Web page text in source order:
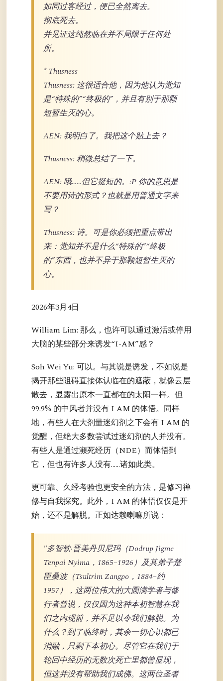
如同过客经过，便已全然离去。
彻底死去。
并见证这纯然临在并不局限于任何处
所。
* Thusness
Thusness: 这很适合他，因为他认为觉知
是“特殊的”“终极的”，并且有别于那颗
短暂生灭的心。
AEN: 我明白了。我把这个贴上去？
Thusness: 稍微总结了一下。
AEN: 哦……但它挺短的。:P 你的意思是
不要用诗的形式？也就是用普通文字来
写？
Thusness: 诗。可是你必须把重点带出
来：觉知并不是什么“特殊的”“终极
的”东西，也并不异于那颗短暂生灭的
心。
2026年3月4日
William Lim: 那么，也许可以通过激活或停用
大脑的某些部分来诱发“I-AM”感？
Soh Wei Yu: 可以。与其说是诱发，不如说是
揭开那些阻碍直接体认临在的遮蔽，就像云层
散去，显露出原本一直都在的太阳一样。但
99.9% 的中风者并没有 I AM 的体悟。同样
地，有些人在大剂量迷幻剂之下会有 I AM 的
觉醒，但绝大多数尝试过迷幻剂的人并没有。
有些人是通过濒死经历（NDE）而体悟到
它，但也有许多人没有……诸如此类。
更可靠、久经考验也更安全的方法，是修习禅
修与自我探究。此外，I AM 的体悟仅仅是开
始，还不是解脱。正如达赖喇嘛所说：
"多智钦·晋美丹贝尼玛（Dodrup Jigme
Tenpai Nyima，1865–1926）及其弟子楚
臣桑波（Tsultrim Zangpo，1884–约
1957），这两位伟大的大圆满学者与修
行者曾说，仅仅因为这种本初智慧在我
们之内现前，并不足以令我们解脱。为
什么？到了临终时，其余一切心识都已
消融，只剩下本初心。尽管它在我们于
轮回中经历的无数次死亡里都曾显现，
但这并没有帮助我们成佛。这两位圣者